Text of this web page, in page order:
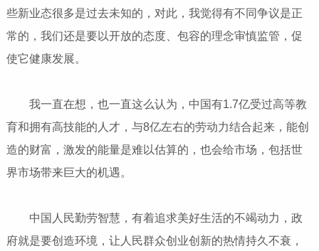
些新业态很多是过去未知的，对此，我觉得有不同争议是正
常的，我们还是要以开放的态度、包容的理念审慎监管，促
使它健康发展。
我一直在想，也一直这么认为，中国有1.7亿受过高等教
育和拥有高技能的人才，与8亿左右的劳动力结合起来，能创
造的财富，激发的能量是难以估算的，也会给市场，包括世
界市场带来巨大的机遇。
中国人民勤劳智慧，有着追求美好生活的不竭动力，政
府就是要创造环境，让人民群众创业创新的热情持久不衰，